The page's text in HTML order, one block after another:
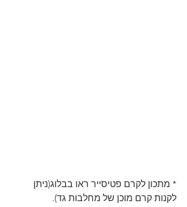
* מתכון לקרם פטיסייר ראו בבלוג(ניתן
לקנות קרם מוכן של מחלבות גד).